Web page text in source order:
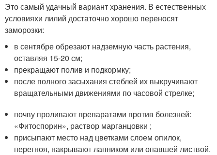
Это самый удачный вариант хранения. В естественных
условияхи лилий достаточно хорошо переносят
заморозки:
в сентябре обрезают надземную часть растения,
оставляя 15-20 см;
прекращают полив и подкормку;
после полного засыхания стеблей их выкручивают
вращательными движениями по часовой стрелке;
почву проливают препаратами против болезней:
«Фитоспорин», раствор марганцовки ;
присыпают место над цветками слоем опилок,
перегноя, накрывают лапником или опавшей листвой.